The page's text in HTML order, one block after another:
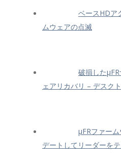
ベースHDア
ムウェアの点滅
破損した
ェアリカバリ – デスク
μFRファー
デートしてリーダーを